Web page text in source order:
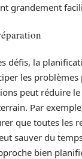
grandement
défis, la
les
peut réduire
Par
que toutes les
sauver du
bien